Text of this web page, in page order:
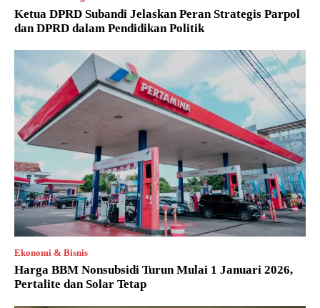
Ketua DPRD Subandi Jelaskan Peran Strategis Parpol
dan DPRD dalam Pendidikan Politik
Ekonomi & Bisnis
Harga BBM Nonsubsidi Turun Mulai 1 Januari 2026,
Pertalite dan Solar Tetap